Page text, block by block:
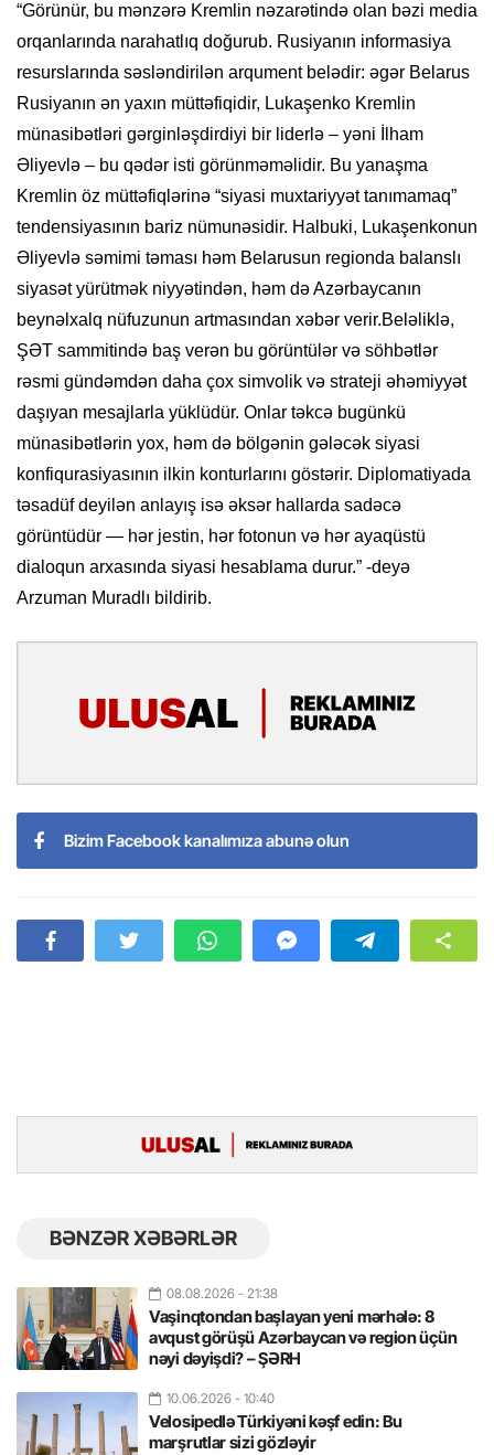
“Görünür, bu mənzərə Kremlin nəzarətində olan bəzi media
orqanlarında narahatlıq doğurub. Rusiyanın informasiya
resurslarında səsləndirilən arqument belədir: əgər Belarus
Rusiyanın ən yaxın müttəfiqidir, Lukaşenko Kremlin
münasibətləri gərginləşdirdiyi bir liderlə – yəni İlham
Əliyevlə – bu qədər isti görünməməlidir. Bu yanaşma
Kremlin öz müttəfiqlərinə “siyasi muxtariyyət tanımamaq”
tendensiyasının bariz nümunəsidir. Halbuki, Lukaşenkonun
Əliyevlə səmimi təması həm Belarusun regionda balanslı
siyasət yürütmək niyyətindən, həm də Azərbaycanın
beynəlxalq nüfuzunun artmasından xəbər verir.Beləliklə,
ŞƏT sammitində baş verən bu görüntülər və söhbətlər
rəsmi gündəmdən daha çox simvolik və strateji əhəmiyyət
daşıyan mesajlarla yüklüdür. Onlar təkcə bugünkü
münasibətlərin yox, həm də bölgənin gələcək siyasi
konfiqurasiyasının ilkin konturlarını göstərir. Diplomatiyada
təsadüf deyilən anlayış isə əksər hallarda sadəcə
görüntüdür — hər jestin, hər fotonun və hər ayaqüstü
dialoqun arxasında siyasi hesablama durur.” -deyə
Arzuman Muradlı bildirib.
Bizim Facebook kanalımıza abunə olun
BƏNZƏR XƏBƏRLƏR
08.08.2026 - 21:38
Vaşinqtondan başlayan yeni mərhələ: 8
avqust görüşü Azərbaycan və region üçün
nəyi dəyişdi? – ŞƏRH
10.06.2026 - 10:40
Velosipedlə Türkiyəni kəşf edin: Bu
marşrutlar sizi gözləyir